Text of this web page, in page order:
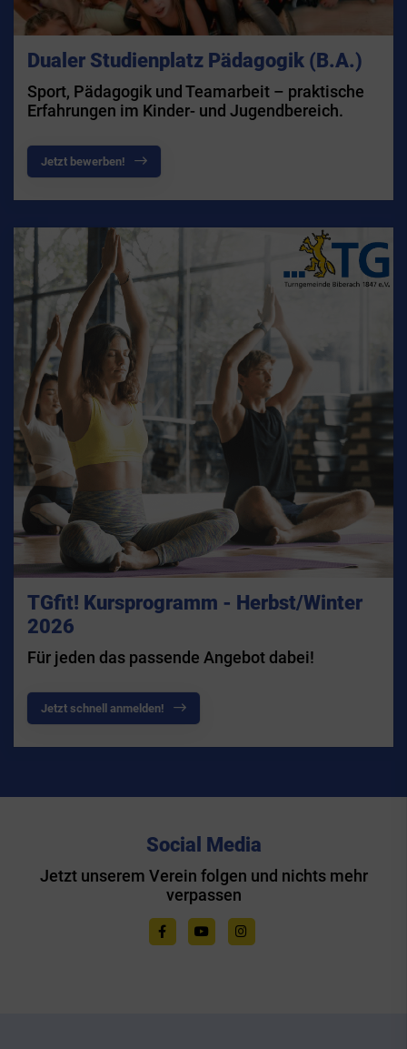
Dualer Studienplatz Pädagogik (B.A.)
Sport, Pädagogik und Teamarbeit – praktische
Erfahrungen im Kinder- und Jugendbereich.
Jetzt bewerben!
TGfit! Kursprogramm - Herbst/Winter
2026
Für jeden das passende Angebot dabei!
Jetzt schnell anmelden!
Social Media
Jetzt unserem Verein folgen und nichts mehr
verpassen